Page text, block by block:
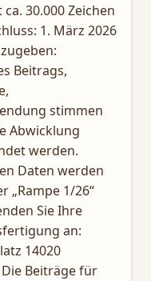
30.000 Zeichen
1. März 2026
Beitrags,
stimmen
Abwicklung
werden.
Daten werden
„Rampe 1/26“
Sie Ihre
an:
14020
Die Beiträge für